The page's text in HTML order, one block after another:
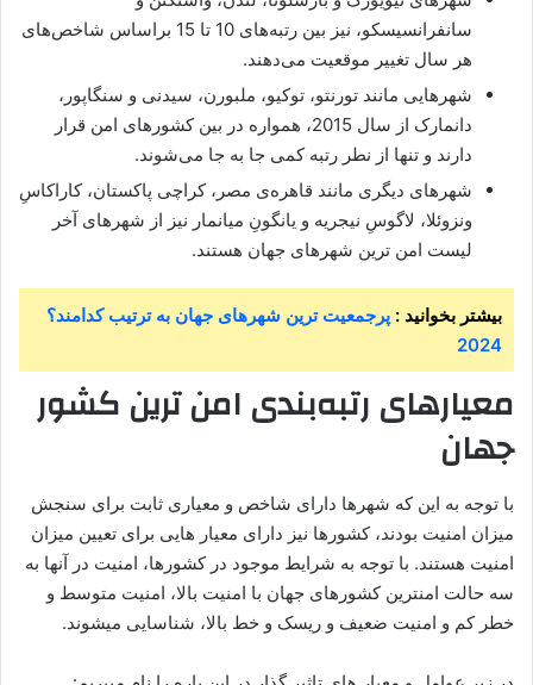
سانفرانسیسکو، نیز بین رتبه‌های 10 تا 15 براساس شاخص‌های
هر سال تغییر موقعیت می‌دهند.
شهرهایی مانند تورنتو، توکیو، ملبورن، سیدنی و سنگاپور،
دانمارک از سال 2015، همواره در بین کشورهای امن قرار
دارند و تنها از نطر رتبه کمی جا به جا می‌شوند.
شهرهای دیگری مانند قاهره‌ی مصر، کراچی پاکستان، کاراکاسِ
ونزوئلا، لاگوسِ نیجریه و یانگونِ میانمار نیز از شهرهای آخر
لیست امن ترین شهرهای جهان هستند.
بیشتر بخوانید : پرجمعیت‌ ترین شهرهای جهان به ترتیب کدامند؟
2024
معیارهای رتبه‌بندی امن ترین کشور
جهان
با توجه به این که شهرها دارای شاخص و معیاری ثابت برای سنجش
میزان امنیت بودند، کشورها نیز دارای معیار هایی برای تعیین میزان
امنیت هستند. با توجه به شرایط موجود در کشورها، امنیت در آنها به
سه حالت امنترین کشورهای جهان با امنیت بالا، امنیت متوسط و
خطر کم و امنیت ضعیف و ریسک و خط بالا، شناسایی میشوند.